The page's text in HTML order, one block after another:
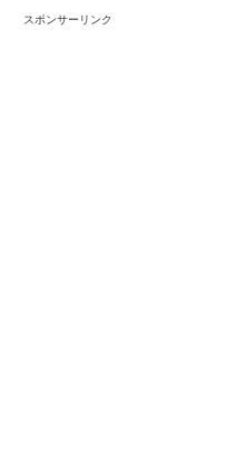
スポンサーリンク